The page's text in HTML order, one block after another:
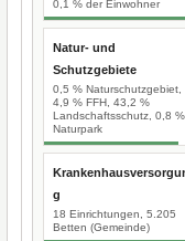
0,1 % der Einwohner
Natur- und
Schutzgebiete
0,5 % Naturschutzgebiet,
4,9 % FFH, 43,2 %
Landschaftsschutz, 0,8 %
Naturpark
g
18 Einrichtungen, 5.205
Betten (Gemeinde)